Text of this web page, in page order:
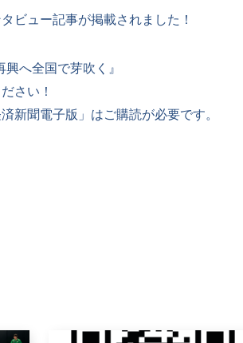
ビュー記事が掲載されました！
へ全国で芽吹く』
さい！
新聞電子版」はご購読が必要です。